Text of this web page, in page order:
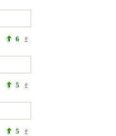
6 #
5 #
5 #